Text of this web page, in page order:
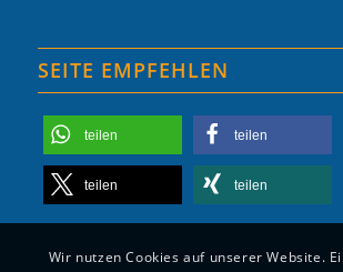
SEITE EMPFEHLEN
teilen teilen
teilen teilen
Wir nutzen Cookies auf unserer Website.